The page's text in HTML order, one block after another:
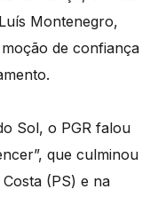
Montenegro,
de confiança
Sol, o PGR falou
que culminou
(PS) e na